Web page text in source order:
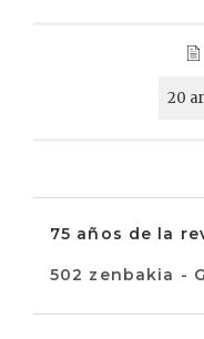
75 años de la
502 zenbakia -